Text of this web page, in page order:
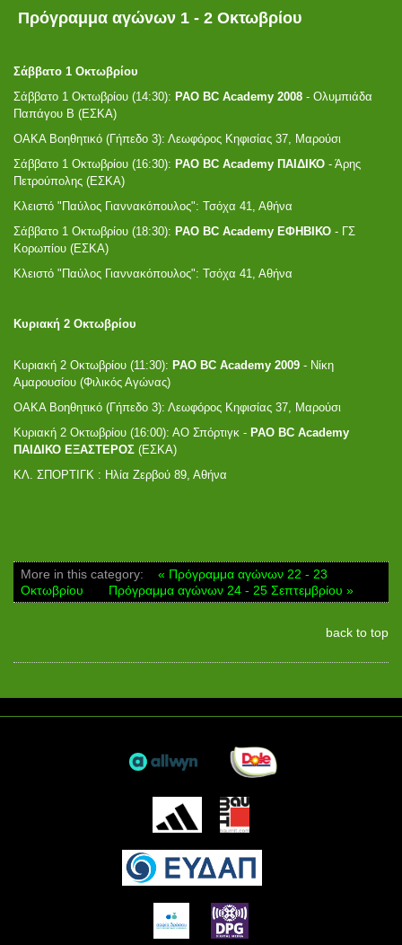
Πρόγραμμα αγώνων 1 - 2 Οκτωβρίου
Σάββατο 1 Οκτωβρίου
Σάββατο 1 Οκτωβρίου (14:30): PAO BC Academy 2008 - Ολυμπιάδα
Παπάγου Β (ΕΣΚΑ)
ΟΑΚΑ Βοηθητικό (Γήπεδο 3): Λεωφόρος Κηφισίας 37, Μαρούσι
Σάββατο 1 Οκτωβρίου (16:30): PAO BC Academy ΠΑΙΔΙΚΟ - Άρης
Πετρούπολης (ΕΣΚΑ)
Κλειστό "Παύλος Γιαννακόπουλος": Τσόχα 41, Αθήνα
Σάββατο 1 Οκτωβρίου (18:30): PAO BC Academy ΕΦΗΒΙΚΟ - ΓΣ
Κορωπίου (ΕΣΚΑ)
Κλειστό "Παύλος Γιαννακόπουλος": Τσόχα 41, Αθήνα
Κυριακή 2 Οκτωβρίου
Κυριακή 2 Οκτωβρίου (11:30): PAO BC Academy 2009 - Νίκη
Αμαρουσίου (Φιλικός Αγώνας)
ΟΑΚΑ Βοηθητικό (Γήπεδο 3): Λεωφόρος Κηφισίας 37, Μαρούσι
Κυριακή 2 Οκτωβρίου (16:00): ΑΟ Σπόρτιγκ - PAO BC Academy
ΠΑΙΔΙΚΟ ΕΞΑΣΤΕΡΟΣ (ΕΣΚΑ)
ΚΛ. ΣΠΟΡΤΙΓΚ : Ηλία Ζερβού 89, Αθήνα
More in this category:
« Πρόγραμμα αγώνων 22 - 23
Οκτωβρίου
Πρόγραμμα αγώνων 24 - 25 Σεπτεμβρίου »
back to top